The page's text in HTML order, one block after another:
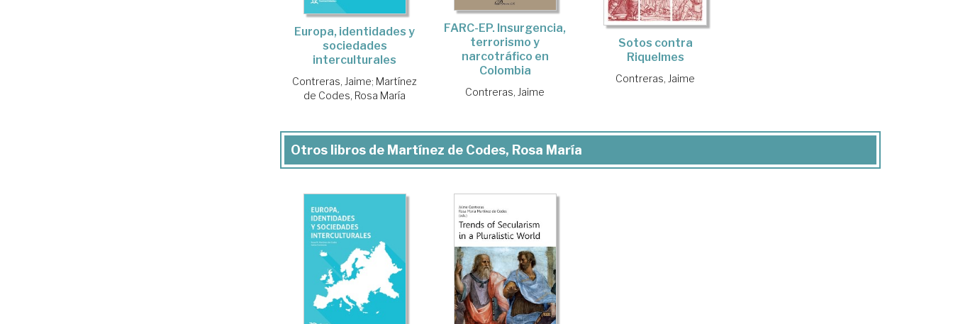
Europa, identidades y
sociedades
interculturales
Contreras, Jaime; Martínez
de Codes, Rosa María
FARC-EP. Insurgencia,
terrorismo y
narcotráfico en
Colombia
Contreras, Jaime
Sotos contra
Riquelmes
Contreras, Jaime
Otros libros de Martínez de Codes, Rosa María